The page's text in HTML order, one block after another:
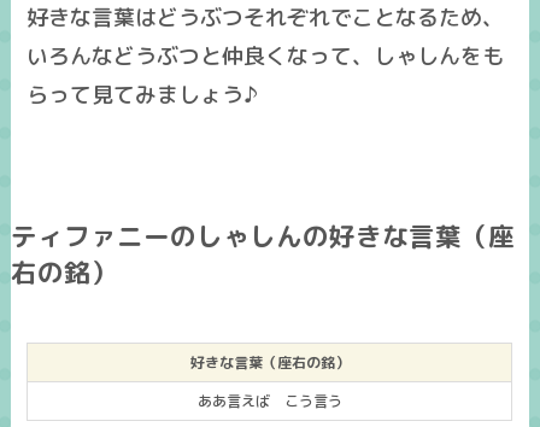
好きな言葉はどうぶつそれぞれでことなるため、
いろんなどうぶつと仲良くなって、しゃしんをも
らって見てみましょう♪
ティファニーのしゃしんの好きな言葉（座
右の銘）
好きな言葉（座右の銘）
ああ言えば こう言う